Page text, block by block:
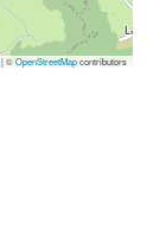
|©OpenStreetMapcontributors